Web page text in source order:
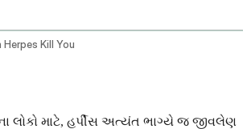
Herpes Kill You
લોકો માટે, હર્પીસ અત્યંત ભાગ્યે જ જીવલેણ